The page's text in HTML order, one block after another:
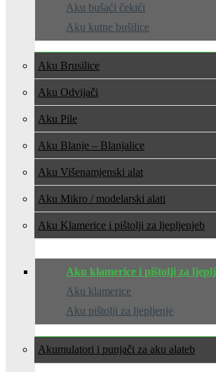
Aku bušaći čekići
Aku kutne bušilice
Aku Brusilice
Aku Odvijači
Aku Pile
Aku Blanje – Blanjalice
Aku Višenamjenski alat
Aku Mikro / modelarski alati
Aku Klamerice i pištolji za ljepljenje
Aku klamerice i pištolji za
Aku klamerice
Aku pištolji za ljepljenje
Akumulatori i punjači za aku alate